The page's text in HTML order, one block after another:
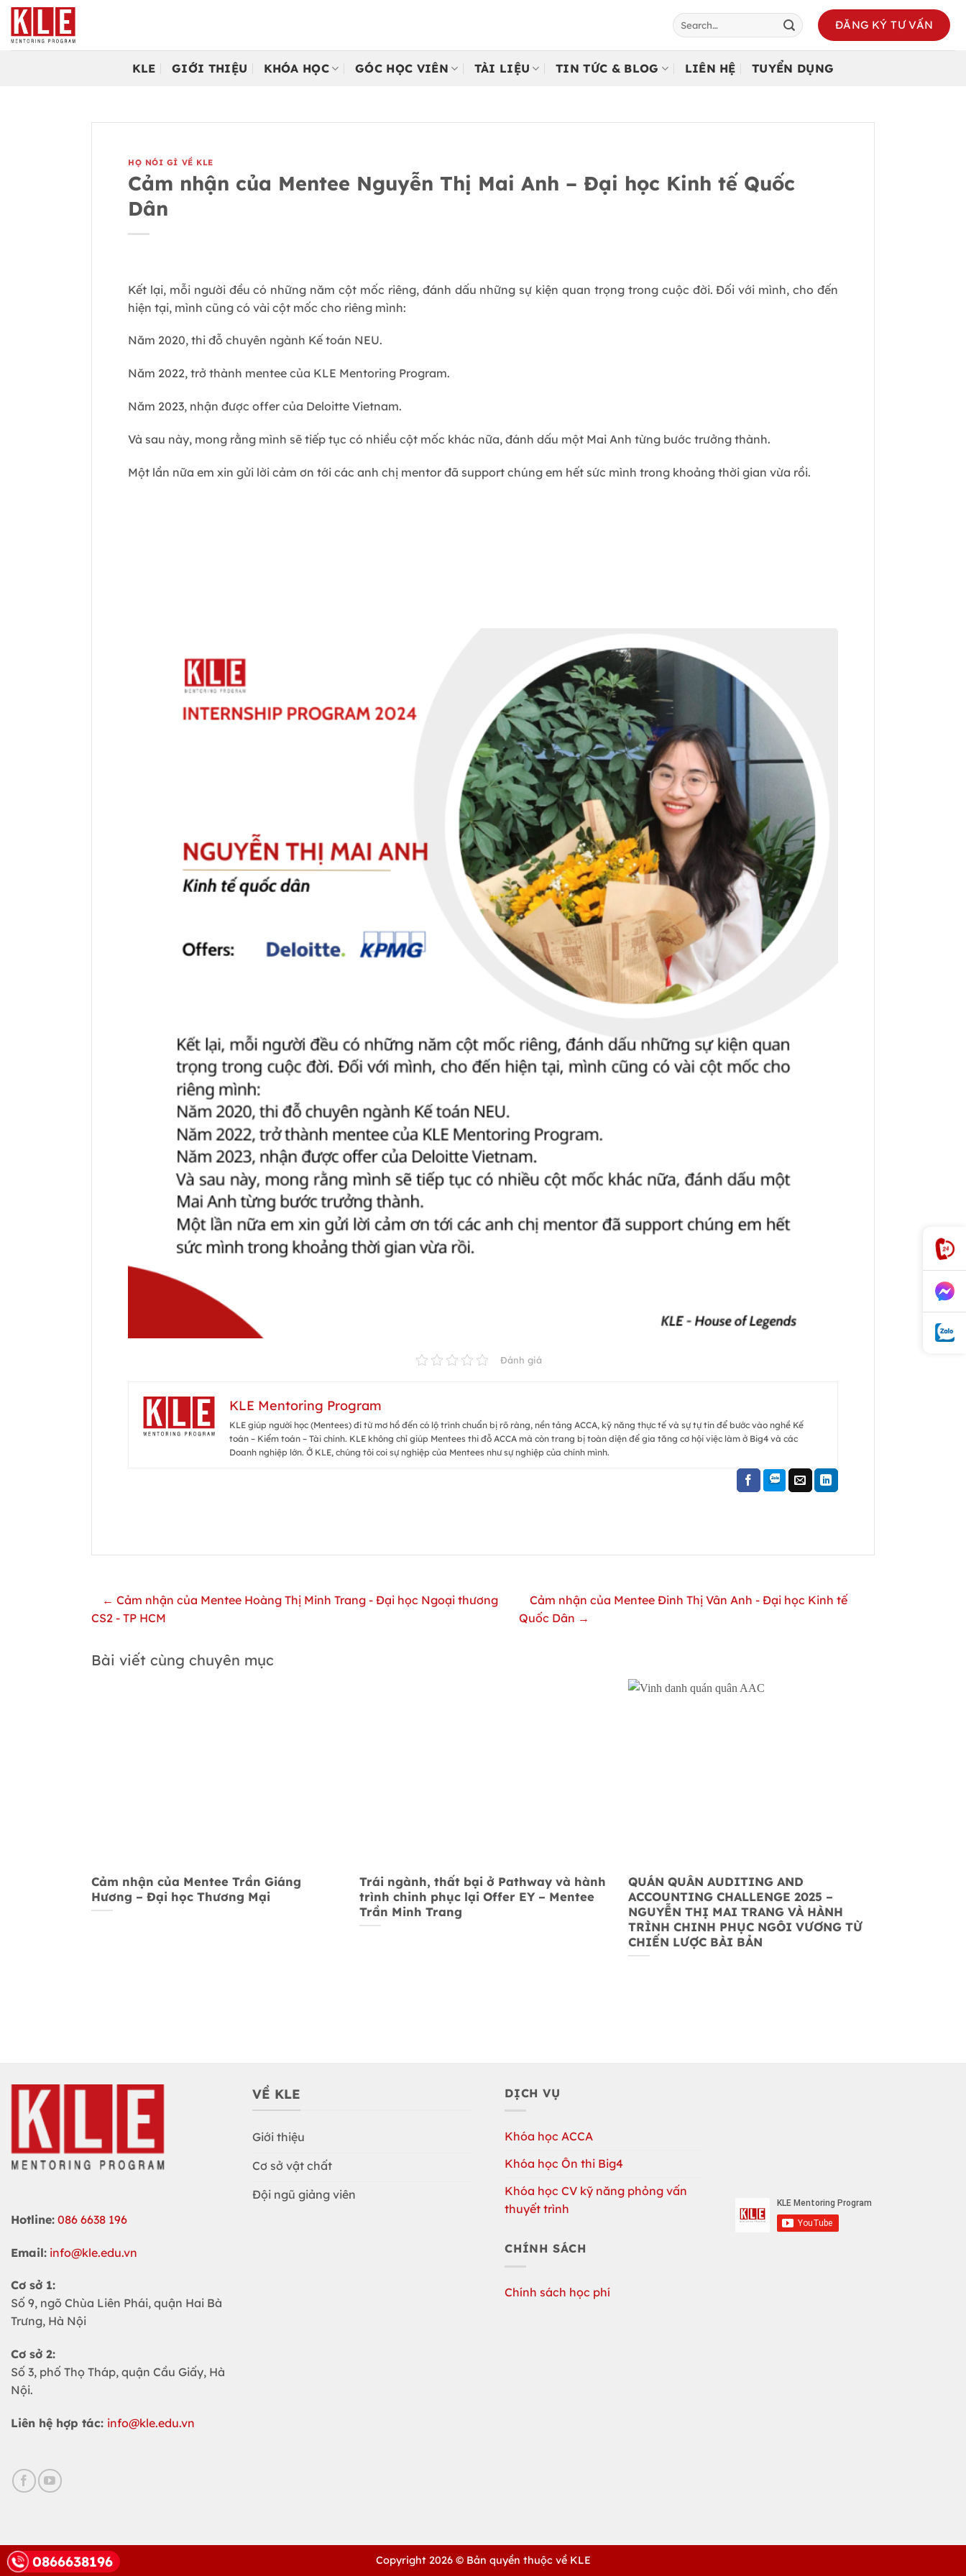
Bỏ
qua
nội
ĐĂNG KÝ TƯ VẤN
KLE GIỚI THIỆU KHÓA HỌC GÓC HỌC VIÊN TÀI LIỆU TIN TỨC & BLOG LIÊN HỆ TUYỂN DỤNG
HỌ NÓI GÌ VỀ KLE
Cảm nhận của Mentee Nguyễn Thị Mai Anh – Đại học Kinh tế Quốc
Dân
Kết lại, mỗi người đều có những năm cột mốc riêng, đánh dấu những sự kiện quan trọng trong cuộc đời. Đối với mình, cho đến
hiện tại, mình cũng có vài cột mốc cho riêng mình:
Năm 2020, thi đỗ chuyên ngành Kế toán NEU.
Năm 2022, trở thành mentee của KLE Mentoring Program.
Năm 2023, nhận được offer của Deloitte Vietnam.
Và sau này, mong rằng mình sẽ tiếp tục có nhiều cột mốc khác nữa, đánh dấu một Mai Anh từng bước trưởng thành.
Một lần nữa em xin gửi lời cảm ơn tới các anh chị mentor đã support chúng em hết sức mình trong khoảng thời gian vừa rồi.
Đánh giá
KLE Mentoring Program
KLE giúp người học (Mentees) đi từ mơ hồ đến có lộ trình chuẩn bị rõ ràng, nền tảng ACCA, kỹ năng thực tế và sự tự tin để bước vào nghề Kế
toán – Kiểm toán – Tài chính. KLE không chỉ giúp Mentees thi đỗ ACCA mà còn trang bị toàn diện để gia tăng cơ hội việc làm ở Big4 và các
Doanh nghiệp lớn. Ở KLE, chúng tôi coi sự nghiệp của Mentees như sự nghiệp của chính mình.
← Cảm nhận của Mentee Hoàng Thị Minh Trang - Đại học Ngoại thương
CS2 - TP HCM
Cảm nhận của Mentee Đinh Thị Vân Anh - Đại học Kinh tế
Quốc Dân →
Bài viết cùng chuyên mục
Cảm nhận của Mentee Trần Giáng
Hương – Đại học Thương Mại
Trái ngành, thất bại ở Pathway và hành
trình chinh phục lại Offer EY – Mentee
Trần Minh Trang
QUÁN QUÂN AUDITING AND
ACCOUNTING CHALLENGE 2025 –
NGUYỄN THỊ MAI TRANG VÀ HÀNH
TRÌNH CHINH PHỤC NGÔI VƯƠNG TỪ
CHIẾN LƯỢC BÀI BẢN
Hotline: 086 6638 196
Email: info@kle.edu.vn
Cơ sở 1:
Số 9, ngõ Chùa Liên Phái, quận Hai Bà
Trưng, Hà Nội
Cơ sở 2:
Số 3, phố Thọ Tháp, quận Cầu Giấy, Hà
Nội.
Liên hệ hợp tác: info@kle.edu.vn
VỀ KLE
Giới thiệu
Cơ sở vật chất
Đội ngũ giảng viên
DỊCH VỤ
Khóa học ACCA
Khóa học Ôn thi Big4
Khóa học CV kỹ năng phỏng vấn
thuyết trình
CHÍNH SÁCH
Chính sách học phí
Copyright 2026 © Bản quyền thuộc về KLE
0866638196